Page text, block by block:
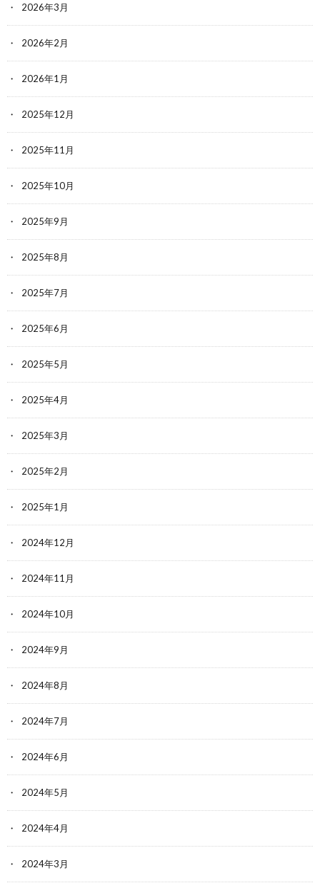
2026年3月
2026年2月
2026年1月
2025年12月
2025年11月
2025年10月
2025年9月
2025年8月
2025年7月
2025年6月
2025年5月
2025年4月
2025年3月
2025年2月
2025年1月
2024年12月
2024年11月
2024年10月
2024年9月
2024年8月
2024年7月
2024年6月
2024年5月
2024年4月
2024年3月